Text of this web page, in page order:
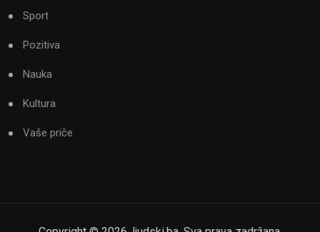
Sport
Pozitiva
Nauka
Kultura
Vaše priče